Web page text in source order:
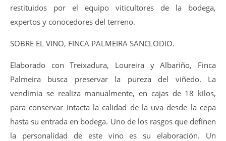
restituidos por el equipo viticultores de la bodega,
expertos y conocedores del terreno.
SOBRE EL VINO, FINCA PALMEIRA SANCLODIO.
Elaborado con Treixadura, Loureira y Albariño, Finca
Palmeira busca preservar la pureza del viñedo. La
vendimia se realiza manualmente, en cajas de 18 kilos,
para conservar intacta la calidad de la uva desde la cepa
hasta su entrada en bodega. Uno de los rasgos que definen
la personalidad de este vino es su elaboración. Un